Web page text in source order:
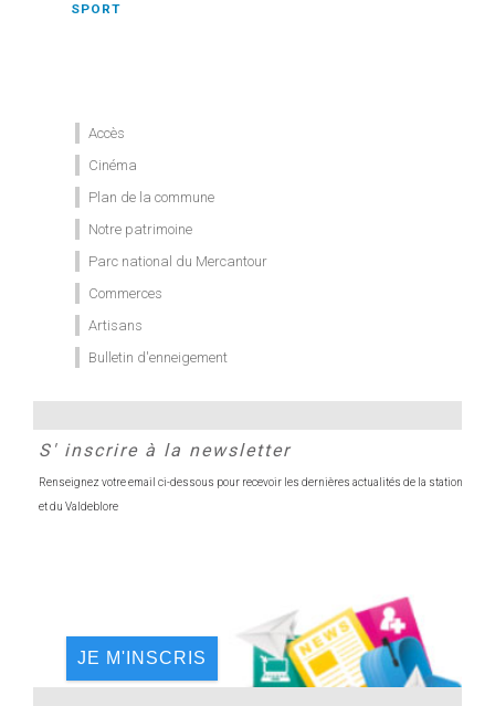
SPORT
Accès
Cinéma
Plan de la commune
Notre patrimoine
Parc national du Mercantour
Commerces
Artisans
Bulletin d'enneigement
S' inscrire à la newsletter
Renseignez votre email ci-dessous pour recevoir les dernières actualités de la station
et du Valdeblore
JE M'INSCRIS